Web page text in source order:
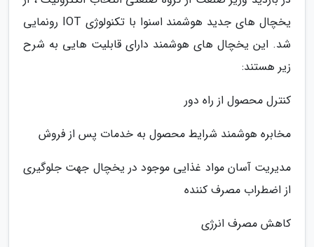
یخچال های جدید هوشمند اسنوا با تکنولوژی IOT رونمایی
شد. این یخچال های هوشمند دارای قابلیت هایی به شرح
زیر هستند:
کنترل محصول از راه دور
مخابره هوشمند شرایط محصول به خدمات پس از فروش
مدیریت آسان مواد غذایی موجود در یخچال جهت جلوگیری
از اضطراب مصرف کننده
کاهش مصرف انرژی